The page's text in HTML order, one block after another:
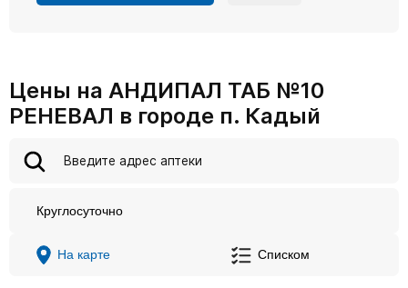
Цены на АНДИПАЛ ТАБ №10
РЕНЕВАЛ в городе п. Кадый
Круглосуточно
На карте Списком